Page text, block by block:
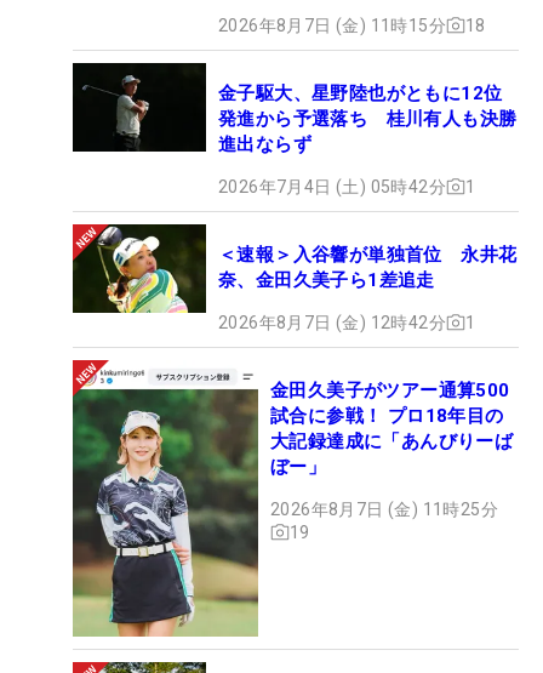
2026年8月7日 (金) 11時15分 18
金子駆大、星野陸也がともに12位
発進から予選落ち 桂川有人も決勝
進出ならず
2026年7月4日 (土) 05時42分 1
＜速報＞入谷響が単独首位 永井花
奈、金田久美子ら1差追走
2026年8月7日 (金) 12時42分 1
金田久美子がツアー通算500
試合に参戦！ プロ18年目の
大記録達成に「あんびりーば
ぼー」
2026年8月7日 (金) 11時25分
19